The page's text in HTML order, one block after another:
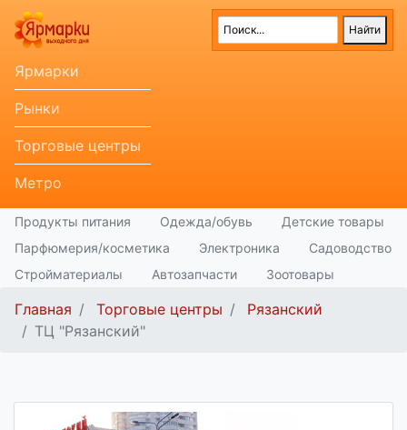
Ярмарки
Рынки
Торговые центры
Метро
Продукты питания Одежда/обувь
Детские товары
Парфюмерия/косметика
Электроника
Садоводство
Стройматериалы
Автозапчасти Зоотовары
Главная Торговые центры
Рязанский
ТЦ "Рязанский"